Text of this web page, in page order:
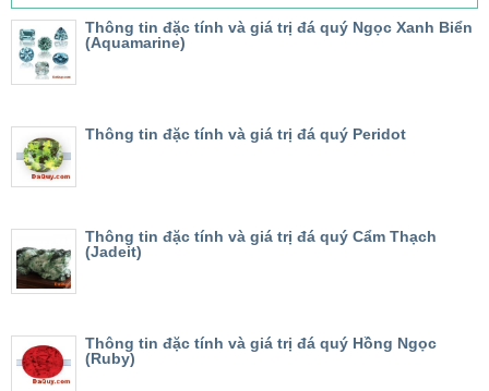
Thông tin đặc tính và giá trị đá quý Ngọc Xanh Biển
(Aquamarine)
Thông tin đặc tính và giá trị đá quý Peridot
Thông tin đặc tính và giá trị đá quý Cẩm Thạch
(Jadeit)
Thông tin đặc tính và giá trị đá quý Hồng Ngọc
(Ruby)